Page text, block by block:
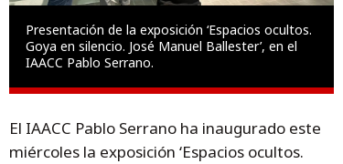
Presentación de la exposición ‘Espacios ocultos.
Goya en silencio. José Manuel Ballester’, en el
IAACC Pablo Serrano.
El IAACC Pablo Serrano ha inaugurado este
miércoles la exposición ‘Espacios ocultos.